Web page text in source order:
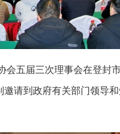
五届三次理事会在登封
请到政府有关部门领导